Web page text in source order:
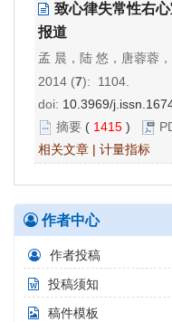
致心律失常性右
报道
孟 晨，陆 悠，唐蓉蓉
2014 (7): 1104.
doi: 10.3969/
摘要 ( 1415 )
相关文章 | 计量指标
作者中心
作者投稿
投稿须知
稿件模板